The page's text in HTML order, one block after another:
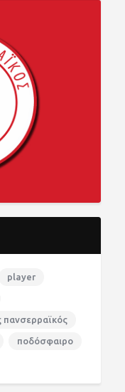
player
πανσερραϊκός
ποδόσφαιρο